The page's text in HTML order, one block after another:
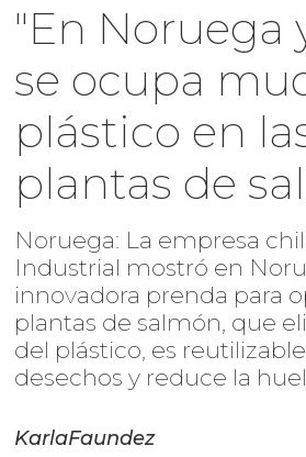
"En Noruega
se ocupa
plástico en
plantas de
Noruega: La empresa
Industrial mostró en
innovadora prenda para
plantas de salmón, que
del plástico, es
desechos y reduce la
KarlaFaundez